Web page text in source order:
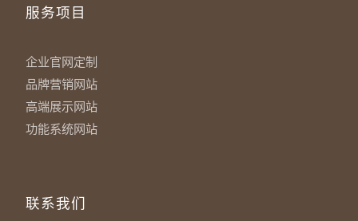
服务项目
企业官网定制
品牌营销网站
高端展示网站
功能系统网站
联系我们